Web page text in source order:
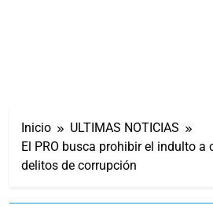
Inicio
ULTIMAS NOTICIAS
El PRO busca prohibir el indulto a
delitos de corrupción